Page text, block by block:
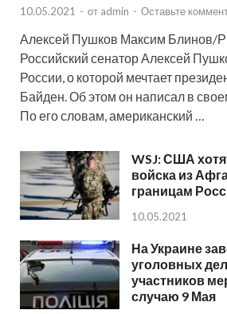
10.05.2021 - от admin - Оставьте
Алексей Пушков Максим Блинов/
Российский сенатор Алексей
России, о которой мечтает
Байден. Об этом он написал в
По его словам, американский …
WSJ: США
войска из
границам
10.05.2021
На Украине
уголовных
участников
случаю 9 Мая